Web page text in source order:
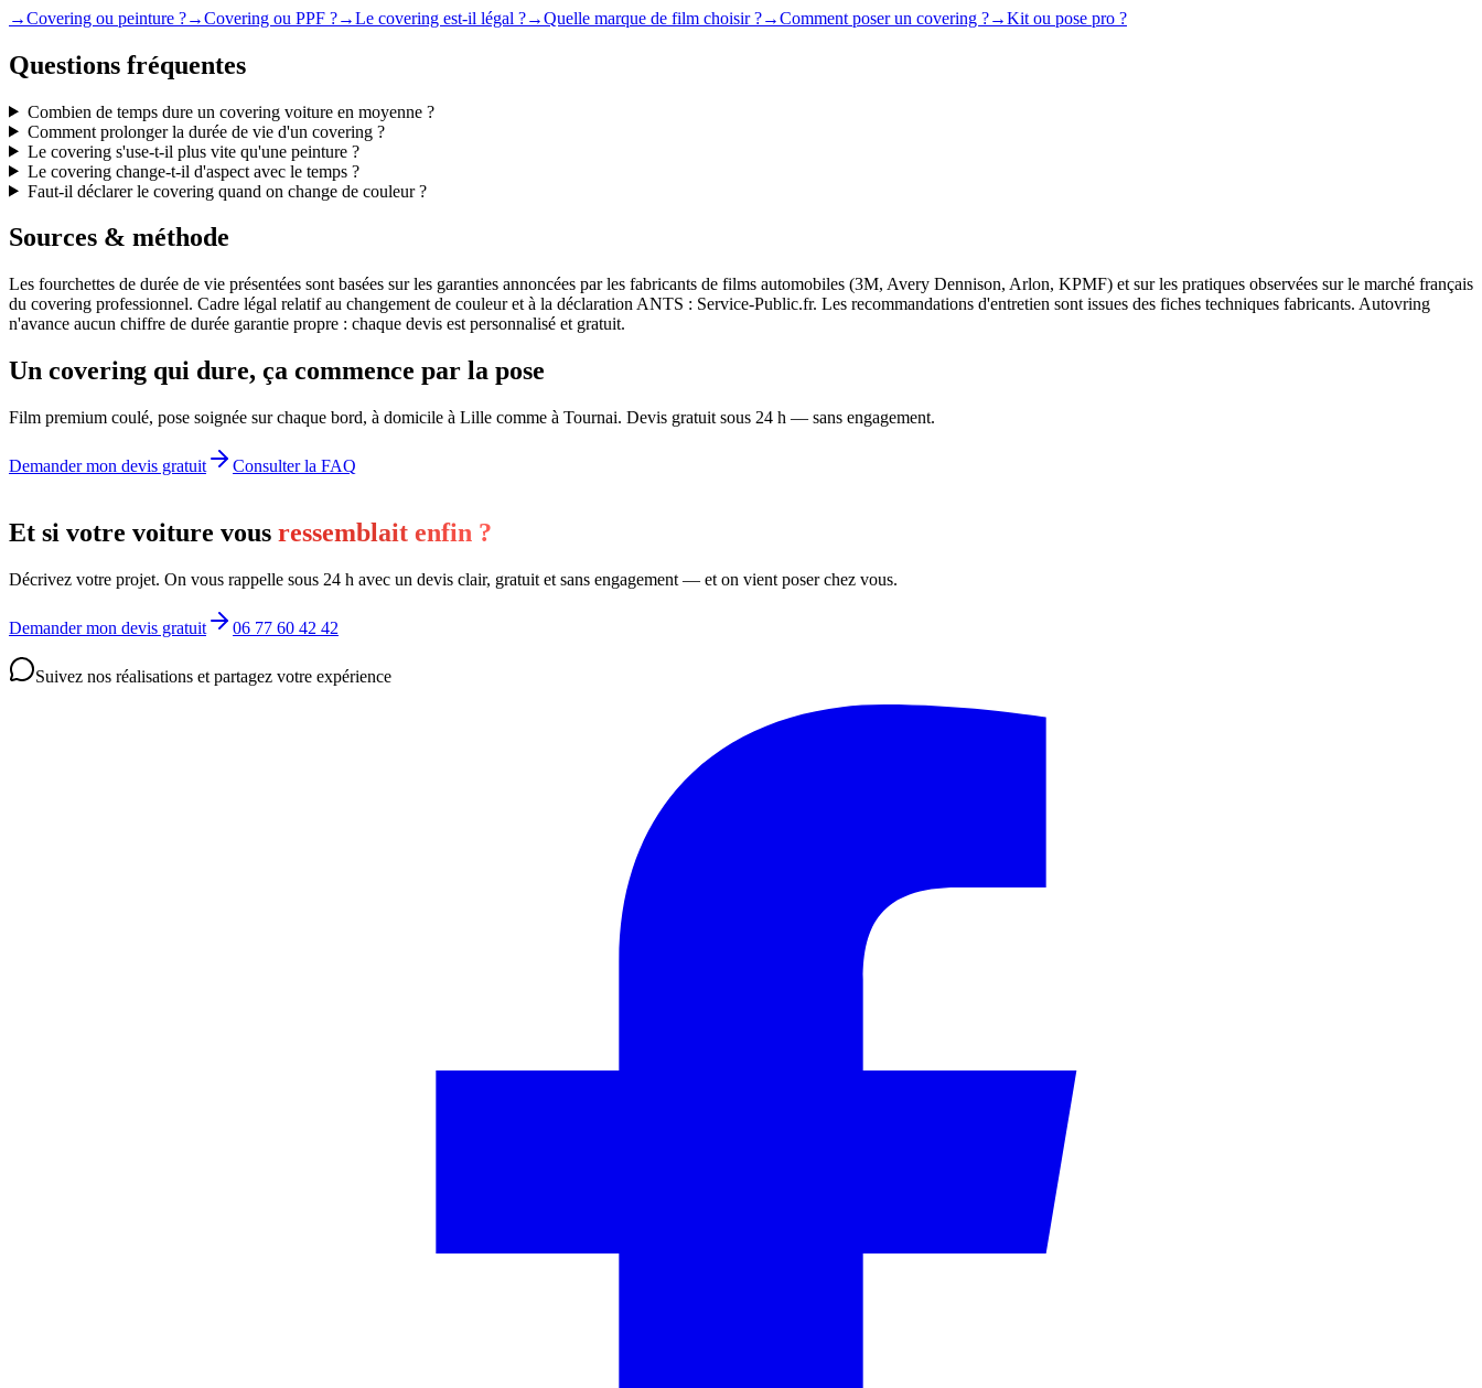
→Covering ou peinture ?→Covering ou PPF ?→Le covering est-il légal ?→Quelle marque de film choisir ?→Comment poser un covering ?→Kit ou pose pro ?
Questions fréquentes
Combien de temps dure un covering voiture en moyenne ?
Comment prolonger la durée de vie d'un covering ?
Le covering s'use-t-il plus vite qu'une peinture ?
Le covering change-t-il d'aspect avec le temps ?
Faut-il déclarer le covering quand on change de couleur ?
Sources & méthode
Les fourchettes de durée de vie présentées sont basées sur les garanties annoncées par les fabricants de films automobiles (3M, Avery Dennison, Arlon, KPMF) et sur les pratiques observées sur le marché français
du covering professionnel. Cadre légal relatif au changement de couleur et à la déclaration ANTS : Service-Public.fr. Les recommandations d'entretien sont issues des fiches techniques fabricants. Autovring
n'avance aucun chiffre de durée garantie propre : chaque devis est personnalisé et gratuit.
Un covering qui dure, ça commence par la pose
Film premium coulé, pose soignée sur chaque bord, à domicile à Lille comme à Tournai. Devis gratuit sous 24 h — sans engagement.
Demander mon devis gratuit Consulter la FAQ
Et si votre voiture vous ressemblait enfin ?
Décrivez votre projet. On vous rappelle sous 24 h avec un devis clair, gratuit et sans engagement — et on vient poser chez vous.
Demander mon devis gratuit 06 77 60 42 42
Suivez nos réalisations et partagez votre expérience